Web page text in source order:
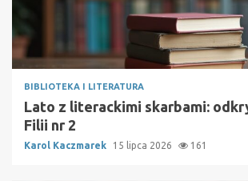
BIBLIOTEKA I LITERATURA
Lato z literackimi skarbami:
Filii nr 2
Karol Kaczmarek 15 lipca 2026 161